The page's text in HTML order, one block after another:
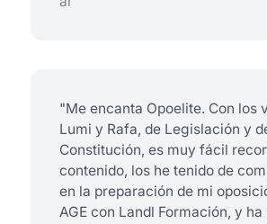
"Me encanta Opoelite. Con los
Lumi y Rafa, de Legislación y
Constitución, es muy fácil
contenido, los he tenido de
en la preparación de mi
AGE con Landl Formación, y